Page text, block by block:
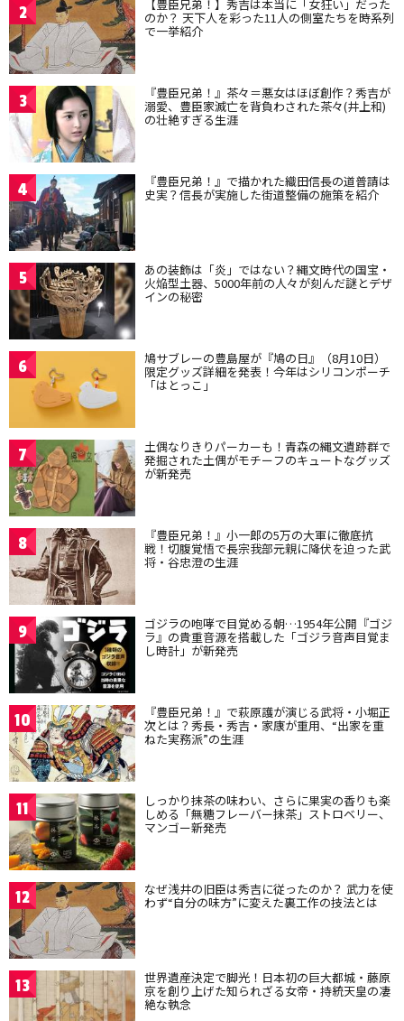
2 【豊臣兄弟！】秀吉は本当に「女狂い」だった
のか？ 天下人を彩った11人の側室たちを時系列
で一挙紹介
3 『豊臣兄弟！』茶々＝悪女はほぼ創作？秀吉が
溺愛、豊臣家滅亡を背負わされた茶々(井上和)
の壮絶すぎる生涯
4 『豊臣兄弟！』で描かれた織田信長の道普請は
史実？信長が実施した街道整備の施策を紹介
5 あの装飾は「炎」ではない？縄文時代の国宝・
火焔型土器、5000年前の人々が刻んだ謎とデザ
インの秘密
6 鳩サブレーの豊島屋が『鳩の日』（8月10日）
限定グッズ詳細を発表！今年はシリコンポーチ
「はとっこ」
7 土偶なりきりパーカーも！青森の縄文遺跡群で
発掘された土偶がモチーフのキュートなグッズ
が新発売
8 『豊臣兄弟！』小一郎の5万の大軍に徹底抗
戦！切腹覚悟で長宗我部元親に降伏を迫った武
将・谷忠澄の生涯
9 ゴジラの咆哮で目覚める朝…1954年公開『ゴジ
ラ』の貴重音源を搭載した「ゴジラ音声目覚ま
し時計」が新発売
10 『豊臣兄弟！』で萩原護が演じる武将・小堀正
次とは？秀長・秀吉・家康が重用、“出家を重
ねた実務派”の生涯
11 しっかり抹茶の味わい、さらに果実の香りも楽
しめる「無糖フレーバー抹茶」ストロベリー、
マンゴー新発売
12 なぜ浅井の旧臣は秀吉に従ったのか？ 武力を使
わず“自分の味方”に変えた裏工作の技法とは
13 世界遺産決定で脚光！日本初の巨大都城・藤原
京を創り上げた知られざる女帝・持統天皇の凄
絶な執念